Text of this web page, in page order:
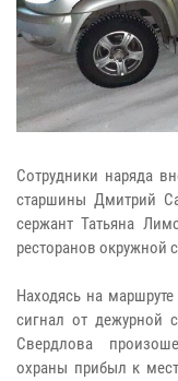
Сотрудники наряда
старшины Дмитрий
сержант Татьяна
ресторанов окружной
Находясь на
сигнал от дежурной
Свердлова
охраны прибыл к